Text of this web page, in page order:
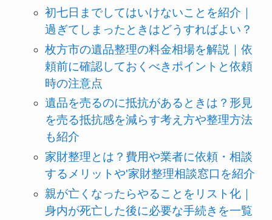
初七日までしてはいけないことを紹介｜
過ぎてしまったときはどうすればよい？
枚方市の遺品整理の料金相場を解説｜依
頼前に確認しておくべきポイントと依頼
時の注意点
遺品を売るのに抵抗があるときは？形見
を売る抵抗感を減らす考え方や整理方法
も紹介
家財整理とは？費用や業者に依頼・相談
するメリットや'家財整理相談窓口を紹介
親が亡くなったらやることをリスト化｜
身内が死亡した後に必要な手続きを一覧